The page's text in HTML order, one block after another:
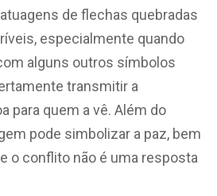
de flechas quebradas
especialmente quando
alguns outros símbolos
transmitir a
para quem a vê. Além do
pode simbolizar a paz, bem
o conflito não é uma resposta